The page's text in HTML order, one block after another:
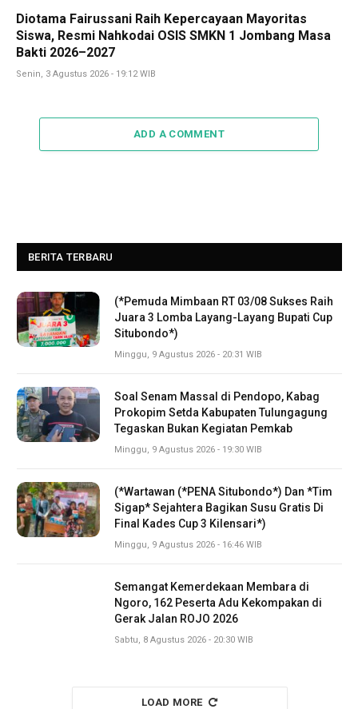
Diotama Fairussani Raih Kepercayaan Mayoritas
Siswa, Resmi Nahkodai OSIS SMKN 1 Jombang Masa
Bakti 2026–2027
Senin, 3 Agustus 2026 - 19:12 WIB
ADD A COMMENT
BERITA TERBARU
(*Pemuda Mimbaan RT 03/08 Sukses Raih
Juara 3 Lomba Layang-Layang Bupati Cup
Situbondo*)
Minggu, 9 Agustus 2026 - 20:31 WIB
Soal Senam Massal di Pendopo, Kabag
Prokopim Setda Kabupaten Tulungagung
Tegaskan Bukan Kegiatan Pemkab
Minggu, 9 Agustus 2026 - 19:30 WIB
(*Wartawan (*PENA Situbondo*) Dan *Tim
Sigap* Sejahtera Bagikan Susu Gratis Di
Final Kades Cup 3 Kilensari*)
Minggu, 9 Agustus 2026 - 16:46 WIB
Semangat Kemerdekaan Membara di
Ngoro, 162 Peserta Adu Kekompakan di
Gerak Jalan ROJO 2026
Sabtu, 8 Agustus 2026 - 20:30 WIB
LOAD MORE